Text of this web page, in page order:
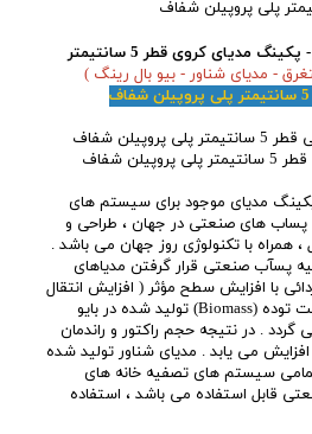
مدیای کروی قطر 5 سانتیمتر
- مدیای شناور - بیو بال رینگ )
شفاف
پکینگ مدیای موجود برای سیستم های
های صنعتی در جهان ، طراحی و
با تکنولوژی روز جهان می باشد .
پسآب صنعتی قرار گرفتن مدیاهای
با افزایش سطح مؤثر ( افزایش انتقال
سطح ) باعث افزایش میزان زیست توده (Biomass) تولید شده در بایو
. در نتیجه حجم راکتور و راندمان
می یابد . مدیای شناور تولید شده
سیستم های تصفیه خانه های
قابل استفاده می باشد ، استفاده